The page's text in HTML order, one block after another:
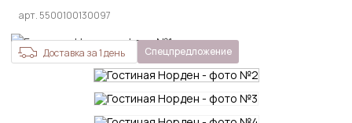
арт. 5500100130097
Доставка за 1 день Спецпредложение